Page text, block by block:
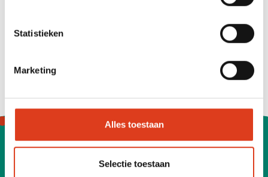
Statistieken
Marketing
Alles toestaan
Selectie toestaan